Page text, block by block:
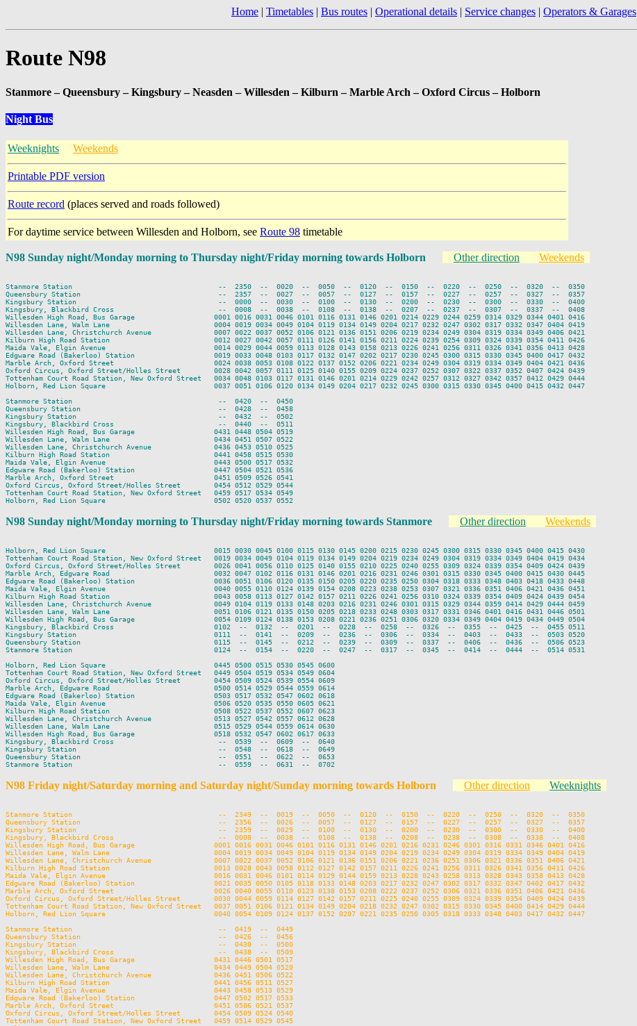
Home | Timetables | Bus routes | Operational details | Service changes | Operators & Garages
Route N98
Stanmore – Queensbury – Kingsbury – Neasden – Willesden – Kilburn – Marble Arch – Oxford Circus – Holborn
Night Bus
Weeknights Weekends
Printable PDF version
Route record (places served and roads followed)
For daytime service between Willesden and Holborn, see Route 98 timetable
N98 Sunday night/Monday morning to Thursday night/Friday morning towards Holborn Other direction Weekends
Stanmore Station                                   --  2350  --  0020  --  0050  --  0120  --  0150  --  0220  --  0250  --  0320  --  0350
Queensbury Station                                 --  2357  --  0027  --  0057  --  0127  --  0157  --  0227  --  0257  --  0327  --  0357
Kingsbury Station                                  --  0000  --  0030  --  0100  --  0130  --  0200  --  0230  --  0300  --  0330  --  0400
Kingsbury, Blackbird Cross                         --  0008  --  0038  --  0108  --  0138  --  0207  --  0237  --  0307  --  0337  --  0408
Willesden High Road, Bus Garage                   0001 0016 0031 0046 0101 0116 0131 0146 0201 0214 0229 0244 0259 0314 0329 0344 0401 0416
Willesden Lane, Walm Lane                         0004 0019 0034 0049 0104 0119 0134 0149 0204 0217 0232 0247 0302 0317 0332 0347 0404 0419
Willesden Lane, Christchurch Avenue               0007 0022 0037 0052 0106 0121 0136 0151 0206 0219 0234 0249 0304 0319 0334 0349 0406 0421
Kilburn High Road Station                         0012 0027 0042 0057 0111 0126 0141 0156 0211 0224 0239 0254 0309 0324 0339 0354 0411 0426
Maida Vale, Elgin Avenue                          0014 0029 0044 0059 0113 0128 0143 0158 0213 0226 0241 0256 0311 0326 0341 0356 0413 0428
Edgware Road (Bakerloo) Station                   0019 0033 0048 0103 0117 0132 0147 0202 0217 0230 0245 0300 0315 0330 0345 0400 0417 0432
Marble Arch, Oxford Street                        0024 0038 0053 0108 0122 0137 0152 0206 0221 0234 0249 0304 0319 0334 0349 0404 0421 0436
Oxford Circus, Oxford Street/Holles Street        0028 0042 0057 0111 0125 0140 0155 0209 0224 0237 0252 0307 0322 0337 0352 0407 0424 0439
Tottenham Court Road Station, New Oxford Street   0034 0048 0103 0117 0131 0146 0201 0214 0229 0242 0257 0312 0327 0342 0357 0412 0429 0444
Holborn, Red Lion Square                          0037 0051 0106 0120 0134 0149 0204 0217 0232 0245 0300 0315 0330 0345 0400 0415 0432 0447
Stanmore Station                                   --  0420  --  0450
Queensbury Station                                 --  0428  --  0458
Kingsbury Station                                  --  0432  --  0502
Kingsbury, Blackbird Cross                         --  0440  --  0511
Willesden High Road, Bus Garage                   0431 0448 0504 0519
Willesden Lane, Walm Lane                         0434 0451 0507 0522
Willesden Lane, Christchurch Avenue               0436 0453 0510 0525
Kilburn High Road Station                         0441 0458 0515 0530
Maida Vale, Elgin Avenue                          0443 0500 0517 0532
Edgware Road (Bakerloo) Station                   0447 0504 0521 0536
Marble Arch, Oxford Street                        0451 0509 0526 0541
Oxford Circus, Oxford Street/Holles Street        0454 0512 0529 0544
Tottenham Court Road Station, New Oxford Street   0459 0517 0534 0549
N98 Sunday night/Monday morning to Thursday night/Friday morning towards Stanmore Other direction Weekends
Holborn, Red Lion Square                          0015 0030 0045 0100 0115 0130 0145 0200 0215 0230 0245 0300 0315 0330 0345 0400 0415 0430
Tottenham Court Road Station, New Oxford Street   0019 0034 0049 0104 0119 0134 0149 0204 0219 0234 0249 0304 0319 0334 0349 0404 0419 0434
Oxford Circus, Oxford Street/Holles Street        0026 0041 0056 0110 0125 0140 0155 0210 0225 0240 0255 0309 0324 0339 0354 0409 0424 0439
Marble Arch, Edgware Road                         0032 0047 0102 0116 0131 0146 0201 0216 0231 0246 0301 0315 0330 0345 0400 0415 0430 0445
Edgware Road (Bakerloo) Station                   0036 0051 0106 0120 0135 0150 0205 0220 0235 0250 0304 0318 0333 0348 0403 0418 0433 0448
Maida Vale, Elgin Avenue                          0040 0055 0110 0124 0139 0154 0208 0223 0238 0253 0307 0321 0336 0351 0406 0421 0436 0451
Kilburn High Road Station                         0043 0058 0113 0127 0142 0157 0211 0226 0241 0256 0310 0324 0339 0354 0409 0424 0439 0454
Willesden Lane, Christchurch Avenue               0049 0104 0119 0133 0148 0203 0216 0231 0246 0301 0315 0329 0344 0359 0414 0429 0444 0459
Willesden Lane, Walm Lane                         0051 0106 0121 0135 0150 0205 0218 0233 0248 0303 0317 0331 0346 0401 0416 0431 0446 0501
Willesden High Road, Bus Garage                   0054 0109 0124 0138 0153 0208 0221 0236 0251 0306 0320 0334 0349 0404 0419 0434 0449 0504
Kingsbury, Blackbird Cross                        0102  --  0132  --  0201  --  0228  --  0258  --  0326  --  0355  --  0425  --  0455 0511
Kingsbury Station                                 0111  --  0141  --  0209  --  0236  --  0306  --  0334  --  0403  --  0433  --  0503 0520
Queensbury Station                                0115  --  0145  --  0212  --  0239  --  0309  --  0337  --  0406  --  0436  --  0506 0523
Stanmore Station                                  0124  --  0154  --  0220  --  0247  --  0317  --  0345  --  0414  --  0444  --  0514 0531
Holborn, Red Lion Square                          0445 0500 0515 0530 0545 0600
Tottenham Court Road Station, New Oxford Street   0449 0504 0519 0534 0549 0604
Oxford Circus, Oxford Street/Holles Street        0454 0509 0524 0539 0554 0609
Marble Arch, Edgware Road                         0500 0514 0529 0544 0559 0614
Edgware Road (Bakerloo) Station                   0503 0517 0532 0547 0602 0618
Maida Vale, Elgin Avenue                          0506 0520 0535 0550 0605 0621
Kilburn High Road Station                         0508 0522 0537 0552 0607 0623
Willesden Lane, Christchurch Avenue               0513 0527 0542 0557 0612 0628
Willesden Lane, Walm Lane                         0515 0529 0544 0559 0614 0630
Willesden High Road, Bus Garage                   0518 0532 0547 0602 0617 0633
Kingsbury, Blackbird Cross                         --  0539  --  0609  --  0640
Kingsbury Station                                  --  0548  --  0618  --  0649
Queensbury Station                                 --  0551  --  0622  --  0653
N98 Friday night/Saturday morning and Saturday night/Sunday morning towards Holborn Other direction Weeknights
Stanmore Station                                   --  2349  --  0019  --  0050  --  0120  --  0150  --  0220  --  0250  --  0320  --  0350
Queensbury Station                                 --  2356  --  0026  --  0057  --  0127  --  0157  --  0227  --  0257  --  0327  --  0357
Kingsbury Station                                  --  2359  --  0029  --  0100  --  0130  --  0200  --  0230  --  0300  --  0330  --  0400
Kingsbury, Blackbird Cross                         --  0008  --  0038  --  0108  --  0138  --  0208  --  0238  --  0308  --  0338  --  0408
Willesden High Road, Bus Garage                   0001 0016 0031 0046 0101 0116 0131 0146 0201 0216 0231 0246 0301 0316 0331 0346 0401 0416
Willesden Lane, Walm Lane                         0004 0019 0034 0049 0104 0119 0134 0149 0204 0219 0234 0249 0304 0319 0334 0349 0404 0419
Willesden Lane, Christchurch Avenue               0007 0022 0037 0052 0106 0121 0136 0151 0206 0221 0236 0251 0306 0321 0336 0351 0406 0421
Kilburn High Road Station                         0013 0028 0043 0058 0112 0127 0142 0157 0211 0226 0241 0256 0311 0326 0341 0356 0411 0426
Maida Vale, Elgin Avenue                          0016 0031 0046 0101 0114 0129 0144 0159 0213 0228 0243 0258 0313 0328 0343 0358 0413 0428
Edgware Road (Bakerloo) Station                   0021 0035 0050 0105 0118 0133 0148 0203 0217 0232 0247 0302 0317 0332 0347 0402 0417 0432
Marble Arch, Oxford Street                        0026 0040 0055 0110 0123 0138 0153 0208 0222 0237 0252 0306 0321 0336 0351 0406 0421 0436
Oxford Circus, Oxford Street/Holles Street        0030 0044 0059 0114 0127 0142 0157 0211 0225 0240 0255 0309 0324 0339 0354 0409 0424 0439
Tottenham Court Road Station, New Oxford Street   0037 0051 0106 0121 0134 0149 0204 0218 0232 0247 0302 0315 0330 0345 0400 0414 0429 0444
Holborn, Red Lion Square                          0040 0054 0109 0124 0137 0152 0207 0221 0235 0250 0305 0318 0333 0348 0403 0417 0432 0447
Stanmore Station                                   --  0419  --  0449
Queensbury Station                                 --  0426  --  0456
Kingsbury Station                                  --  0430  --  0500
Kingsbury, Blackbird Cross                         --  0438  --  0509
Willesden High Road, Bus Garage                   0431 0446 0501 0517
Willesden Lane, Walm Lane                         0434 0449 0504 0520
Willesden Lane, Christchurch Avenue               0436 0451 0506 0522
Kilburn High Road Station                         0441 0456 0511 0527
Maida Vale, Elgin Avenue                          0443 0458 0513 0529
Edgware Road (Bakerloo) Station                   0447 0502 0517 0533
Marble Arch, Oxford Street                        0451 0506 0521 0537
Oxford Circus, Oxford Street/Holles Street        0454 0509 0524 0540
Tottenham Court Road Station, New Oxford Street   0459 0514 0529 0545